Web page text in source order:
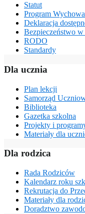
Statut
Program
Deklaracja
Bezpieczeństwo w
RODO
Standardy
Dla ucznia
Plan lekcji
Samorząd
Biblioteka
Gazetka szkolna
Projekty i
Materiały dla
Dla rodzica
Rada Rodziców
Kalendarz roku
Rekrutacja do
Materiały dla
Doradztwo